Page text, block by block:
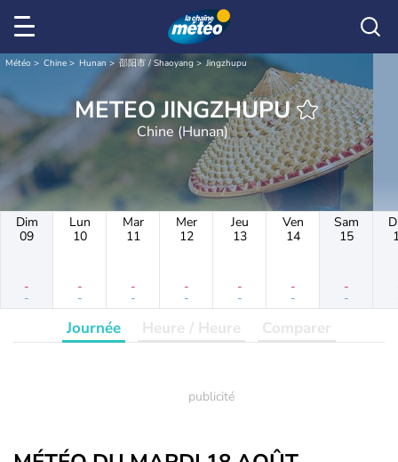
Météo Chine Hunan 邵阳市 / Shaoyang Jingzhupu
METEO JINGZHUPU
Chine (Hunan)
Dim
09
-
-
Lun
10
-
-
Mar
11
-
-
Mer
12
-
-
Jeu
13
-
-
Ven
14
-
-
Sam
15
-
-
Journée Heure / Heure Comparer